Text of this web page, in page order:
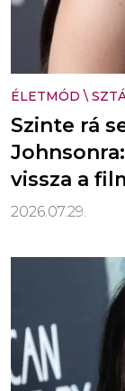
ÉLETMÓD \
Szinte rá
vissza a
2026.07.29.